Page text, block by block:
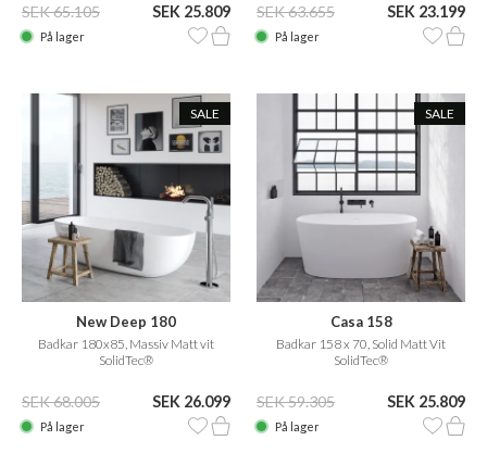
SEK 65.105 SEK 25.809
På lager
SEK 63.655 SEK 23.199
På lager
SALE
New Deep 180
Badkar 180x85, Massiv Matt vit
SolidTec®
SEK 68.005 SEK 26.099
På lager
SALE
Casa 158
Badkar 158 x 70, Solid Matt Vit
SolidTec®
SEK 59.305 SEK 25.809
På lager